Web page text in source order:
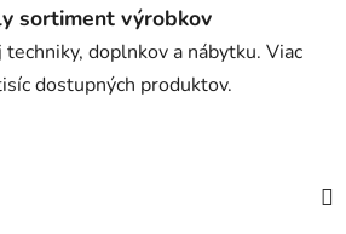
sortiment výrobkov
techniky, doplnkov a nábytku. Viac
dostupných produktov.